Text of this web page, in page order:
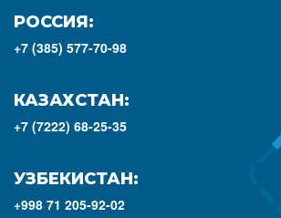
РОССИЯ:
+7 (385) 577-70-98
КАЗАХСТАН:
+7 (7222) 68-25-35
УЗБЕКИСТАН:
+998 71 205-92-02